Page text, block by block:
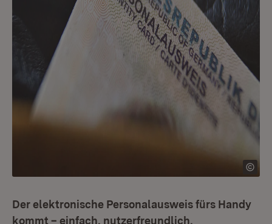
Der elektronische Personalausweis fürs Handy
kommt – einfach, nutzerfreundlich,